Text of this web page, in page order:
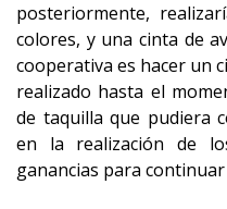
posteriormente,
colores, y una cinta de
cooperativa es hacer un
realizado hasta el
de taquilla que pudiera
en la realización de
ganancias para